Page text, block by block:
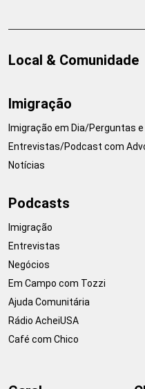
Local & Comunidade
Imigração
Imigração em Dia/Perguntas
Entrevistas/Podcast com
Notícias
Podcasts
Imigração
Entrevistas
Negócios
Em Campo com Tozzi
Ajuda Comunitária
Rádio AcheiUSA
Café com Chico